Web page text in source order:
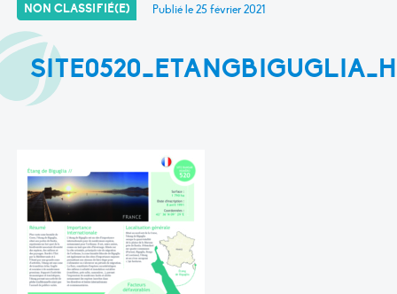
NON CLASSIFIÉ(E) Publié le25 février 2021